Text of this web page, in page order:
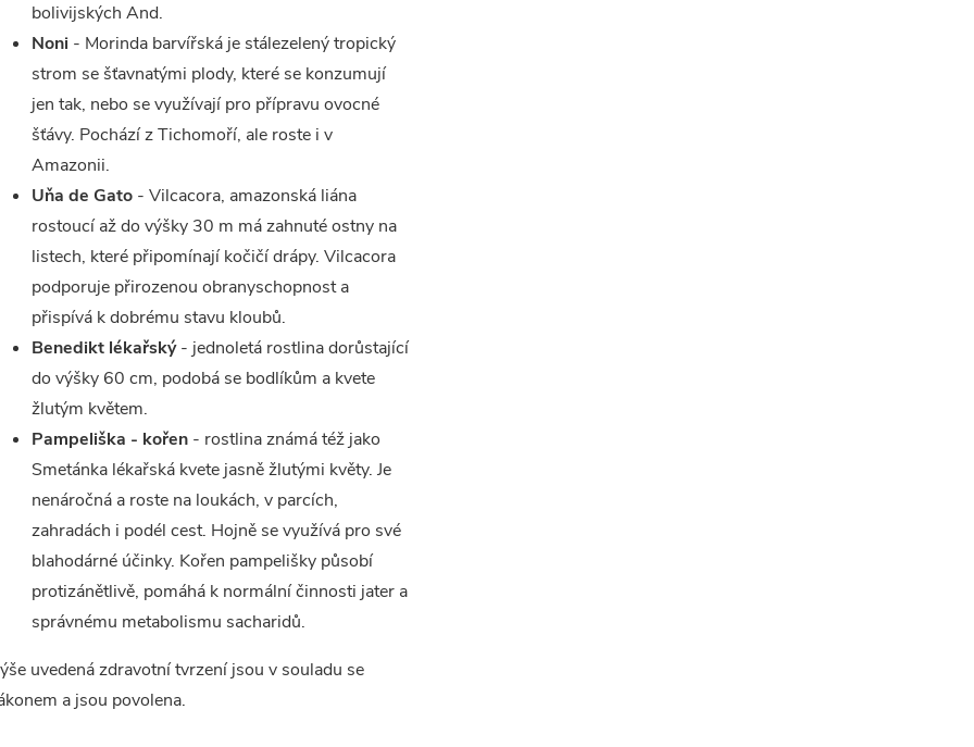
bolivijských And.
Noni - Morinda barvířská je stálezelený tropický
strom se šťavnatými plody, které se konzumují
jen tak, nebo se využívají pro přípravu ovocné
šťávy. Pochází z Tichomoří, ale roste i v
Amazonii.
Uňa de Gato - Vilcacora, amazonská liána
rostoucí až do výšky 30 m má zahnuté ostny na
listech, které připomínají kočičí drápy. Vilcacora
podporuje přirozenou obranyschopnost a
přispívá k dobrému stavu kloubů.
Benedikt lékařský- jednoletá rostlina dorůstající
do výšky 60 cm, podobá se bodlíkům a kvete
žlutým květem.
Pampeliška - kořen - rostlina známá též jako
Smetánka lékařská kvete jasně žlutými květy. Je
nenáročná a roste na loukách, v parcích,
zahradách i podél cest. Hojně se využívá pro své
blahodárné účinky. Kořen pampelišky působí
protizánětlivě, pomáhá k normální činnosti jater a
správnému metabolismu sacharidů.
uvedená zdravotní tvrzení jsou v souladu se
a jsou povolena.